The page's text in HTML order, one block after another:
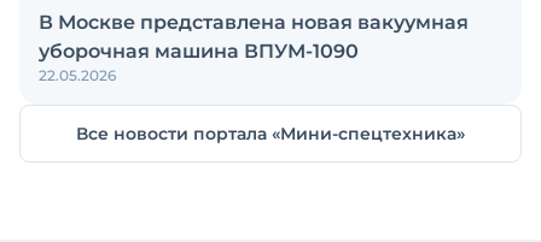
В Москве представлена новая вакуумная
уборочная машина ВПУМ-1090
22.05.2026
Все новости портала «Мини-спецтехника»